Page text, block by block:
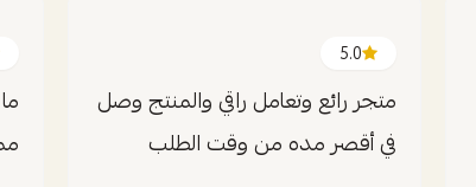
5.0
متجر رائع وتعامل راقي والمنتج وصل
في أقصر مده من وقت الطلب